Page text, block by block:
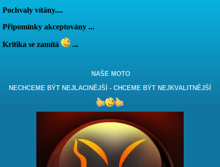
Pochvaly vítány....
Připomínky akceptovány ...
Kritika se zamítá ...
NAŠE MOTO
NECHCEME BÝT NEJLACINĚJŠÍ - CHCEME BÝT NEJKVALITNĚJŠÍ